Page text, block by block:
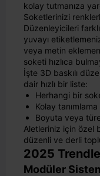
kolay tutmanıza
Soketlerinizi
Düzenleyicileri
yuvayı
veya metin
soketi hızlıca
İşte 3D baskılı
dair hızlı bir liste:
Herhangi bir
Kolay
Boyuta veya
Aletleriniz için özel
düzenli ve derli
2025
Modüler